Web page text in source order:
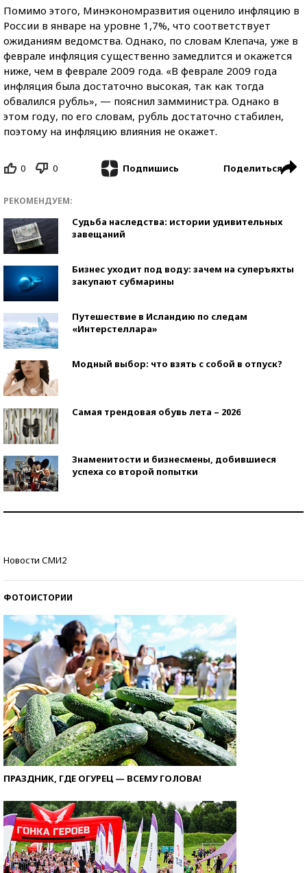
Помимо этого, Минэкономразвития оценило инфляцию в
России в январе на уровне 1,7%, что соответствует
ожиданиям ведомства. Однако, по словам Клепача, уже в
феврале инфляция существенно замедлится и окажется
ниже, чем в феврале 2009 года. «В феврале 2009 года
инфляция была достаточно высокая, так как тогда
обвалился рубль», — пояснил замминистра. Однако в
этом году, по его словам, рубль достаточно стабилен,
поэтому на инфляцию влияния не окажет.
0 0 Подпишись Поделиться
РЕКОМЕНДУЕМ:
Судьба наследства: истории удивительных
завещаний
Бизнес уходит под воду: зачем на суперъяхты
закупают субмарины
Путешествие в Исландию по следам
«Интерстеллара»
Модный выбор: что взять с собой в отпуск?
Самая трендовая обувь лета – 2026
Знаменитости и бизнесмены, добившиеся
успеха со второй попытки
Новости СМИ2
ФОТОИСТОРИИ
ПРАЗДНИК, ГДЕ ОГУРЕЦ — ВСЕМУ ГОЛОВА!